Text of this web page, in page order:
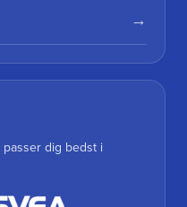
dig bedst i